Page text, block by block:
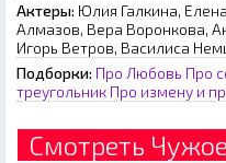
Актеры: Юлия Галкина,
Алмазов, Вера Воронкова,
Игорь Ветров, Василиса
Подборки: Про Любовь Про
треугольник Про измену и
Смотреть